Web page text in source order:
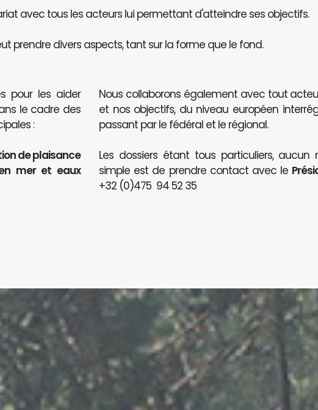
avec tous les acteurs lui permettant d'atteindre ses objectifs.
prendre divers aspects, tant sur la forme que le fond.
pour les aider
le cadre des
:
de plaisance
mer et eaux
Nous collaborons également avec tout
et nos objectifs, du niveau européen
passant par le fédéral et le régional.
Les dossiers étant tous particuliers, aucun
simple est de prendre contact avec le
+32 (0)475 94 52 35